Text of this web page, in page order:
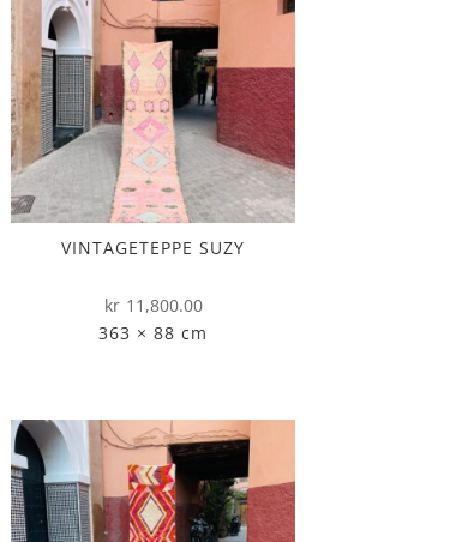
VINTAGETEPPE SUZY
kr 11,800.00
363 × 88 cm